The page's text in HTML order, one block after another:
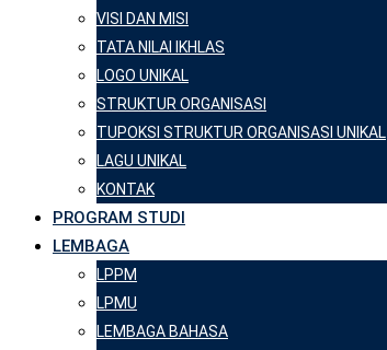
VISI DAN MISI
TATA NILAI IKHLAS
LOGO UNIKAL
STRUKTUR ORGANISASI
TUPOKSI STRUKTUR ORGANISASI UNIKAL
LAGU UNIKAL
KONTAK
PROGRAM STUDI
LEMBAGA
LPPM
LPMU
LEMBAGA BAHASA